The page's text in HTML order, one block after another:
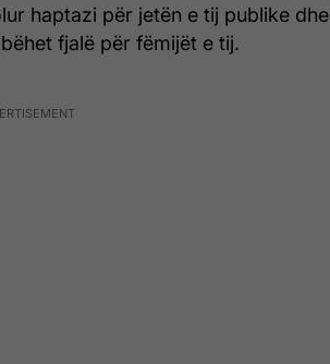
haptazi për jetën e tij publike dhe
fjalë për fëmijët e tij.